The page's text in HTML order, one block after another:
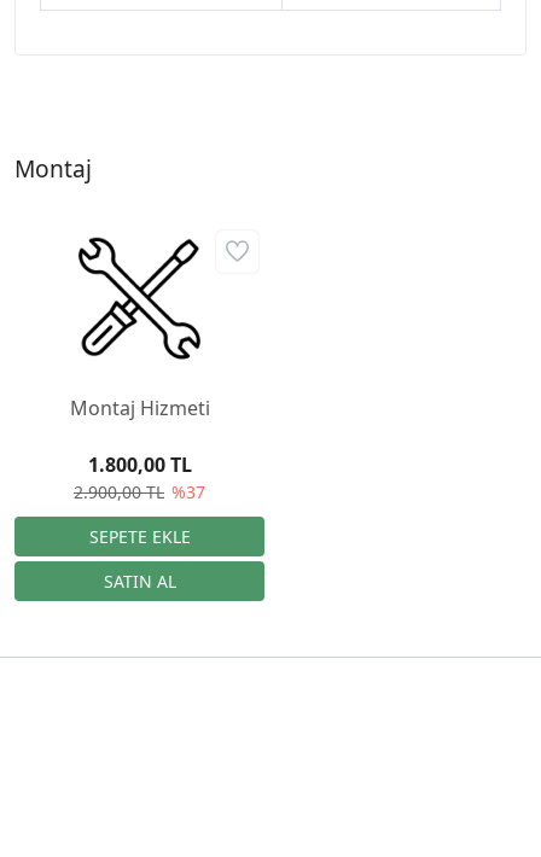
Montaj
Montaj Hizmeti
2.900,00 TL %37
1.800,00 TL